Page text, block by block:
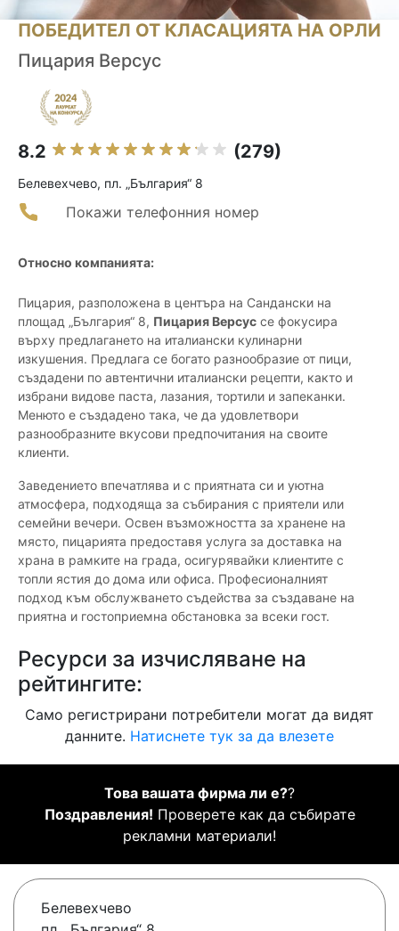
ПОБЕДИТЕЛ ОТ КЛАСАЦИЯТА НА ОРЛИ
Пицария Версус
8.2 (279)
Белевехчево, пл. „България“ 8
Покажи телефонния номер
Относно компанията:
Пицария, разположена в центъра на Сандански на
площад „България“ 8, Пицария Версус се фокусира
върху предлагането на италиански кулинарни
изкушения. Предлага се богато разнообразие от пици,
създадени по автентични италиански рецепти, както и
избрани видове паста, лазания, тортили и запеканки.
Менюто е създадено така, че да удовлетвори
разнообразните вкусови предпочитания на своите
клиенти.
Заведението впечатлява и с приятната си и уютна
атмосфера, подходяща за събирания с приятели или
семейни вечери. Освен възможността за хранене на
място, пицарията предоставя услуга за доставка на
храна в рамките на града, осигурявайки клиентите с
топли ястия до дома или офиса. Професионалният
подход към обслужването съдейства за създаване на
приятна и гостоприемна обстановка за всеки гост.
Ресурси за изчисляване на
рейтингите:
Само регистрирани потребители могат да видят
данните. Натиснете тук за да влезете
Това вашата фирма ли е??
Поздравления! Проверете как да събирате
рекламни материали!
Белевехчево